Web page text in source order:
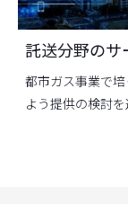
託送分野のサ
都市ガス事業で
よう提供の検討を